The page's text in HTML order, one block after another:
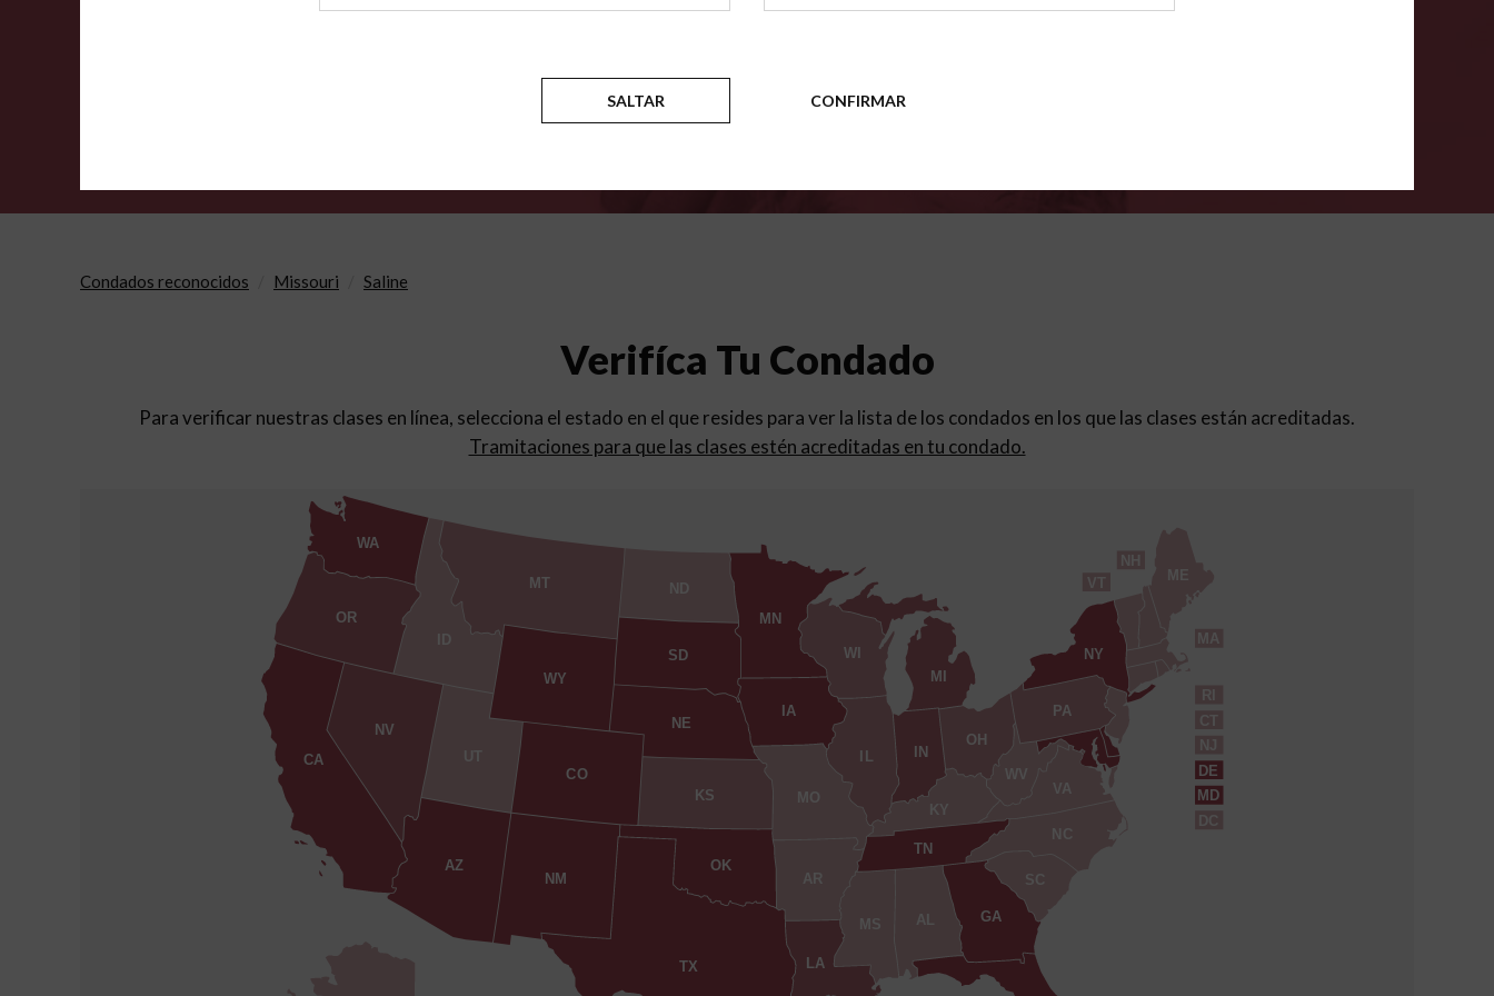
Condados reconocidos Missouri Saline
Verifíca Tu Condado
Para verificar nuestras clases en línea, selecciona el estado en el que resides para ver la lista de los condados en los que las clases están acreditadas.
Tramitaciones para que las clases estén acreditadas en tu condado.
AL
AZ
AR
CA
CO
CT
DE
DC
GA
ID
IN
IA
KS
KY
LA
ME
MD
MA
MI
MN
MS
MO
MT
NE
NV
NH
NJ
NM
NY
NC
ND
OH
OK
OR
PA
RI
SC
SD
TN
TX
UT
VT
VA
WA
WV
WI
WY
SALTAR CONFIRMAR